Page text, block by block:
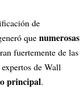
de
que numerosas
fuertemente de las
de Wall
principal.